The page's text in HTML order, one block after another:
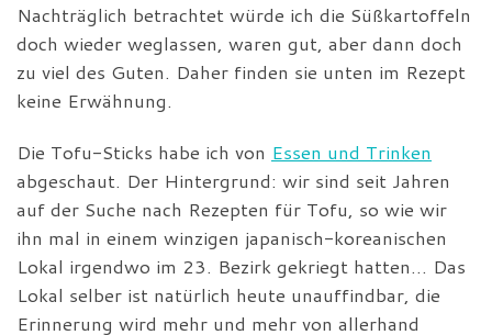
Nachträglich betrachtet würde ich die Süßkartoffeln
doch wieder weglassen, waren gut, aber dann doch
zu viel des Guten. Daher finden sie unten im Rezept
keine Erwähnung.
Die Tofu-Sticks habe ich von Essen und Trinken
abgeschaut. Der Hintergrund: wir sind seit Jahren
auf der Suche nach Rezepten für Tofu, so wie wir
ihn mal in einem winzigen japanisch-koreanischen
Lokal irgendwo im 23. Bezirk gekriegt hatten… Das
Lokal selber ist natürlich heute unauffindbar, die
Erinnerung wird mehr und mehr von allerhand